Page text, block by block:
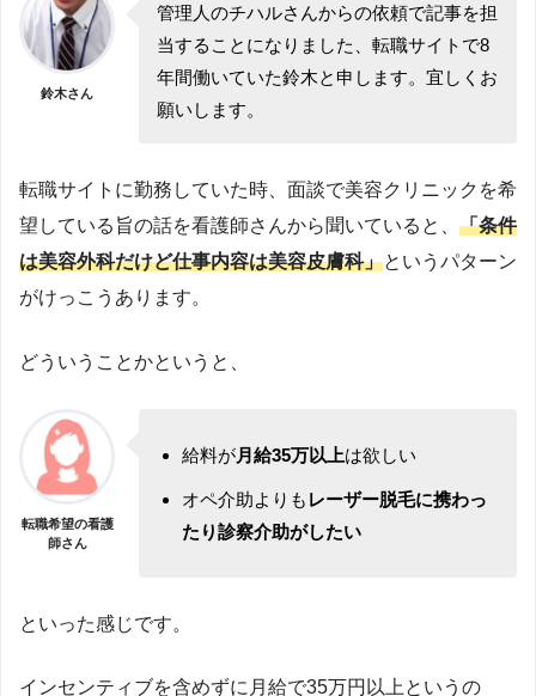
鈴木さん
管理人のチハルさんからの依頼で記事を担
当することになりました、転職サイトで8
年間働いていた鈴木と申します。宜しくお
願いします。
転職サイトに勤務していた時、面談で美容クリニックを希
望している旨の話を看護師さんから聞いていると、 「条件
は美容外科だけど仕事内容は美容皮膚科」というパターン
がけっこうあります。
どういうことかというと、
転職希望の看護
師さん
給料が月給35万以上は欲しい
オペ介助よりも レーザー脱毛に携わっ
たり診察介助がしたい
といった感じです。
インセンティブを含めずに月給で35万円以上というの